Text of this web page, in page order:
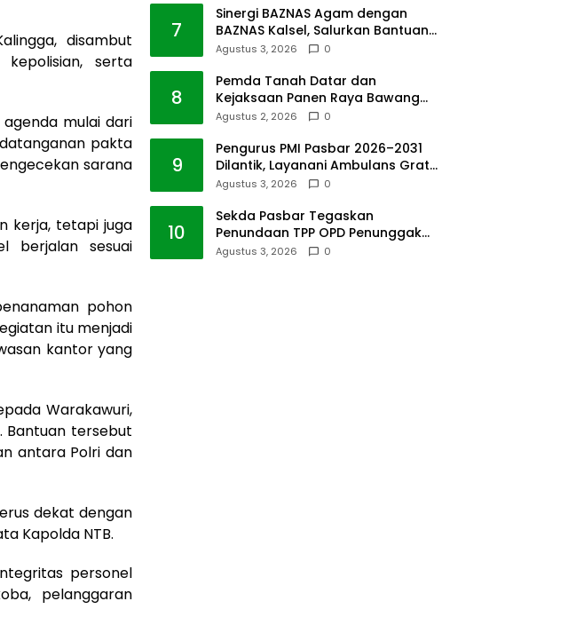
disambut
serta
mulai dari
pakta
sarana
kerja, tetapi juga
berjalan sesuai
pohon
itu menjadi
kantor yang
Warakawuri,
Bantuan tersebut
antara Polri dan
dekat dengan
Kapolda NTB.
personel
pelanggaran
7
Sinergi BAZNAS Agam dengan
BAZNAS Kalsel, Salurkan Bantuan
Bencana Alam
Agustus 3, 2026 0
8
Pemda Tanah Datar dan
Kejaksaan Panen Raya Bawang
Merah di Sawah Tangah
Agustus 2, 2026 0
9
Pengurus PMI Pasbar 2026–2031
Dilantik, Layanani Ambulans Gratis
ke Padang
Agustus 3, 2026 0
10
Sekda Pasbar Tegaskan
Penundaan TPP OPD Penunggak
Pajak Kendaraan Dinas
Agustus 3, 2026 0